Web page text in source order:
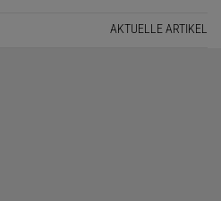
AKTUELLE ARTIKEL